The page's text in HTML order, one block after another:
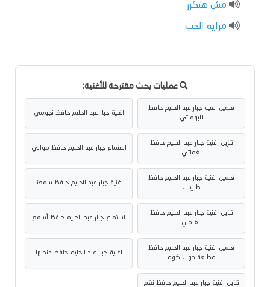
مش هتكرر
مرايه الحب
عمليات بحث مقترحة للأغنية:
تحميل اغنية جبار عبد الحليم حافظ
البوماتي
اغنية جبار عبد الحليم حافظ نجومي
تنزيل اغنية جبار عبد الحليم حافظ
نغماتي
استماع جبار عبد الحليم حافظ موالي
تحميل اغنية جبار عبد الحليم حافظ
طربيات
اغنية جبار عبد الحليم حافظ سمعنا
تنزيل اغنية جبار عبد الحليم حافظ
انغامي
استماع جبار عبد الحليم حافظ أسمع
تحميل اغنية جبار عبد الحليم حافظ
مطبعة دوت كوم
اغنية جبار عبد الحليم حافظ دندنها
تنزيل اغنية جبار عبد الحليم حافظ نغم